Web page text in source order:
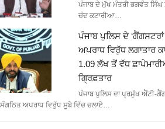
ਪੰਜਾਬ ਦੇ ਮੁੱਖ ਮੰਤਰੀ ਭਗਵੰਤ ਸਿੰਘ
ਚੰਦ ਕਟਾਰੀਆ…
ਪੰਜਾਬ ਪੁਲਿਸ ਦੇ
ਅਪਰਾਧ ਵਿਰੁੱਧ ਲਗਾਤਾਰ
1.09 ਲੱਖ ਤੋਂ ਵੱਧ
ਗ੍ਰਿਫ਼ਤਾਰ
ਪੰਜਾਬ ਪੁਲਿਸ ਦਾ ਪ੍ਰਮੁੱਖ ਐਂਟੀ-
ਸੰਗਠਿਤ ਅਪਰਾਧ ਵਿਰੁੱਧ ਸੂਬੇ ਵਿੱਚ ਚਲਾਏ…